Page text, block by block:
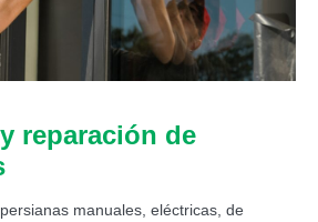
reparación de
manuales, eléctricas, de